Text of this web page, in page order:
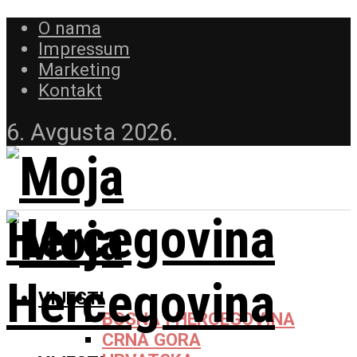
O nama
Impressum
Marketing
Kontakt
6. Avgusta 2026.
VIJESTI
BOSNA I HERCEGOVINA
CRNA GORA